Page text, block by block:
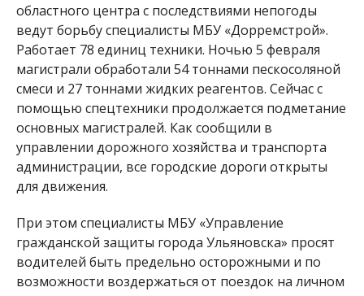
областного центра с последствиями непогоды
ведут борьбу специалисты МБУ «Дорремстрой».
Работает 78 единиц техники. Ночью 5 февраля
магистрали обработали 54 тоннами пескосоляной
смеси и 27 тоннами жидких реагентов. Сейчас с
помощью спецтехники продолжается подметание
основных магистралей. Как сообщили в
управлении дорожного хозяйства и транспорта
администрации, все городские дороги открыты
для движения.
При этом специалисты МБУ «Управление
гражданской защиты города Ульяновска» просят
водителей быть предельно осторожными и по
возможности воздержаться от поездок на личном